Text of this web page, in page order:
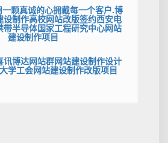
颗真诚的心拥戴每一个客户.博
设制作高校网站改版签约西安电
带半导体国家工程研究中心网站
建设制作项目
讯博达网站群网站建设制作设计
学工会网站建设制作改版项目